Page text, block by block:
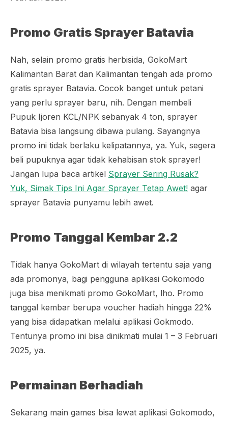
Promo Gratis Sprayer Batavia
Nah, selain promo gratis herbisida, GokoMart
Kalimantan Barat dan Kalimantan tengah ada promo
gratis sprayer Batavia. Cocok banget untuk petani
yang perlu sprayer baru, nih. Dengan membeli
Pupuk Ijoren KCL/NPK sebanyak 4 ton, sprayer
Batavia bisa langsung dibawa pulang. Sayangnya
promo ini tidak berlaku kelipatannya, ya. Yuk, segera
beli pupuknya agar tidak kehabisan stok sprayer!
Jangan lupa baca artikel Sprayer Sering Rusak?
Yuk, Simak Tips Ini Agar Sprayer Tetap Awet! agar
sprayer Batavia punyamu lebih awet.
Promo Tanggal Kembar 2.2
Tidak hanya GokoMart di wilayah tertentu saja yang
ada promonya, bagi pengguna aplikasi Gokomodo
juga bisa menikmati promo GokoMart, lho. Promo
tanggal kembar berupa voucher hadiah hingga 22%
yang bisa didapatkan melalui aplikasi Gokmodo.
Tentunya promo ini bisa dinikmati mulai 1 – 3 Februari
2025, ya.
Permainan Berhadiah
Sekarang main games bisa lewat aplikasi Gokomodo,